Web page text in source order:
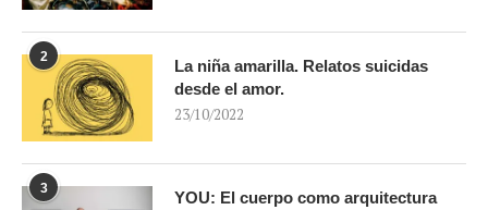
2
La niña amarilla. Relatos suicidas
desde el amor.
23/10/2022
3
YOU: El cuerpo como arquitectura